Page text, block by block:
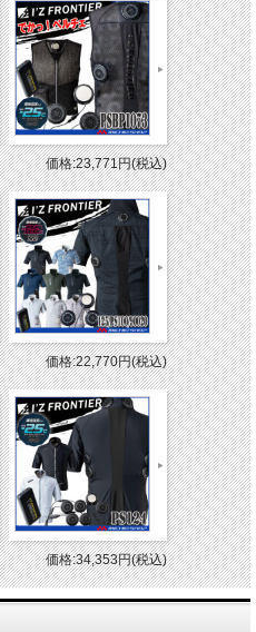
価格:23,771円(税込)
価格:22,770円(税込)
価格:34,353円(税込)